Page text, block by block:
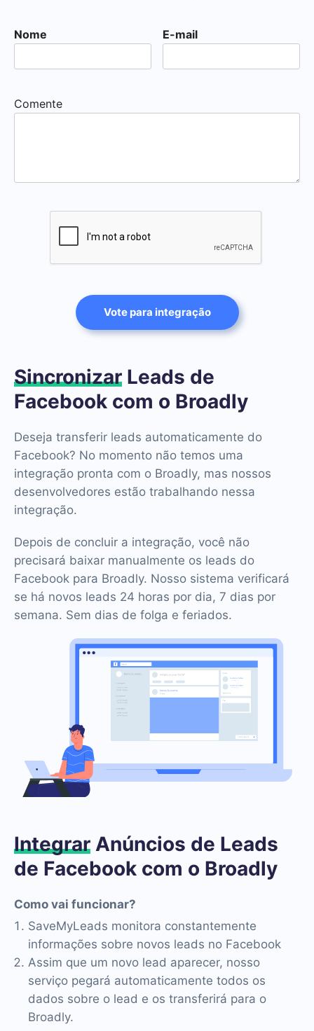
Nome E-mail
Comente
Vote para integração
Sincronizar Leads de
Facebook com o Broadly
Deseja transferir leads automaticamente do
Facebook? No momento não temos uma
integração pronta com o Broadly, mas nossos
desenvolvedores estão trabalhando nessa
integração.
Depois de concluir a integração, você não
precisará baixar manualmente os leads do
Facebook para Broadly. Nosso sistema verificará
se há novos leads 24 horas por dia, 7 dias por
semana. Sem dias de folga e feriados.
Integrar Anúncios de Leads
de Facebook com o Broadly
Como vai funcionar?
SaveMyLeads monitora constantemente
informações sobre novos leads no Facebook
Assim que um novo lead aparecer, nosso
serviço pegará automaticamente todos os
dados sobre o lead e os transferirá para o
Broadly.